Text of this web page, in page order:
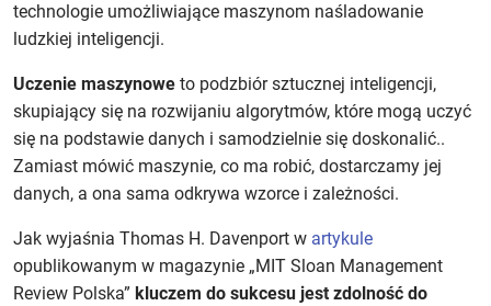
technologie umożliwiające maszynom naśladowanie
ludzkiej inteligencji.
Uczenie maszynowe to podzbiór sztucznej inteligencji,
skupiający się na rozwijaniu algorytmów, które mogą uczyć
się na podstawie danych i samodzielnie się doskonalić..
Zamiast mówić maszynie, co ma robić, dostarczamy jej
danych, a ona sama odkrywa wzorce i zależności.
Jak wyjaśnia Thomas H. Davenport w artykule
opublikowanym w magazynie „MIT Sloan Management
Review Polska” kluczem do sukcesu jest zdolność do